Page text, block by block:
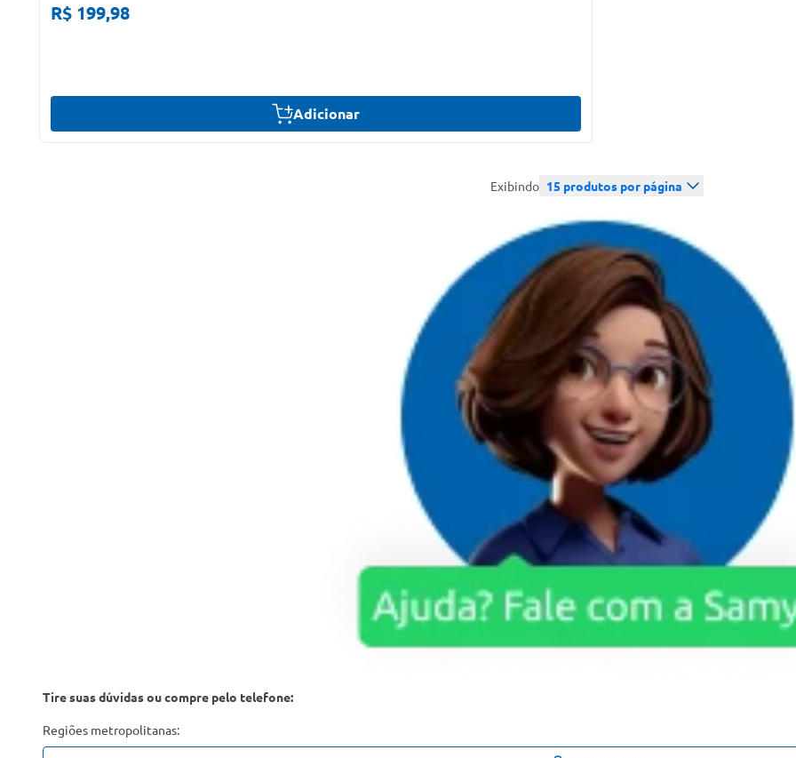
R$ 199,98
Adicionar
Exibindo 15 produtos por página
Tire suas dúvidas ou compre pelo telefone:
Regiões metropolitanas: